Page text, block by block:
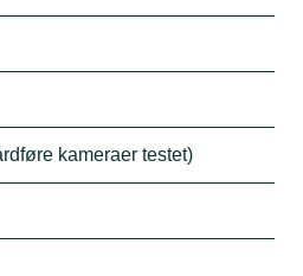
kameraer testet)